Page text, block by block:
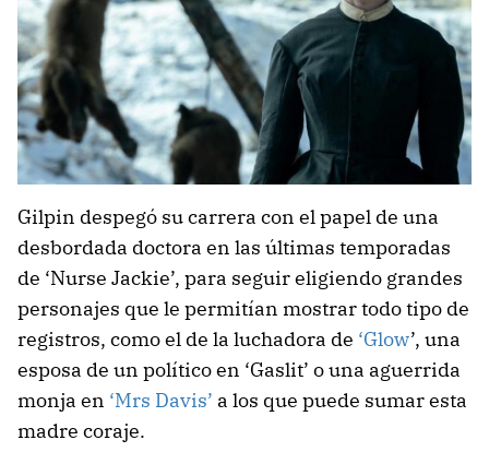
Gilpin despegó su carrera con el papel de una
desbordada doctora en las últimas temporadas
de ‘Nurse Jackie’, para seguir eligiendo grandes
personajes que le permitían mostrar todo tipo de
registros, como el de la luchadora de ‘Glow’, una
esposa de un político en ‘Gaslit’ o una aguerrida
monja en ‘Mrs Davis’ a los que puede sumar esta
madre coraje.